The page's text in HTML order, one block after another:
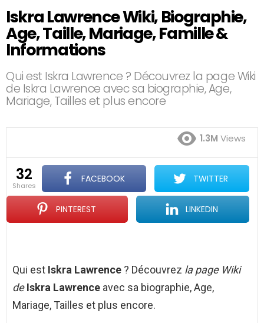
Iskra Lawrence Wiki, Biographie,
Age, Taille, Mariage, Famille &
Informations
Qui est Iskra Lawrence ? Découvrez la page Wiki
de Iskra Lawrence avec sa biographie, Age,
Mariage, Tailles et plus encore
1.3M Views
32
shares
FACEBOOK TWITTER
PINTEREST LINKEDIN
Qui est Iskra Lawrence ? Découvrez la page Wiki
de Iskra Lawrence avec sa biographie, Age,
Mariage, Tailles et plus encore.